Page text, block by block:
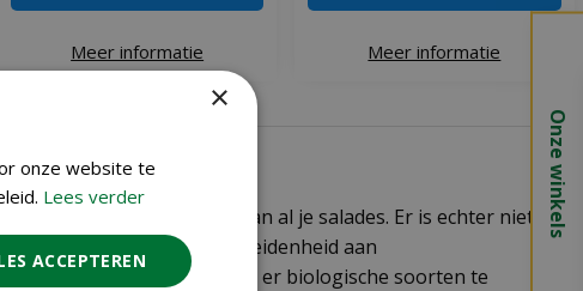
Meer informatie Meer informatie
een vurige smaak aan al je salades. Er is echter niet
is er een grote verscheidenheid aan
dunne radijsjes. Ook zijn er biologische soorten te
Onze winkels
×
onze website te
Lees verder
ACCEPTEREN